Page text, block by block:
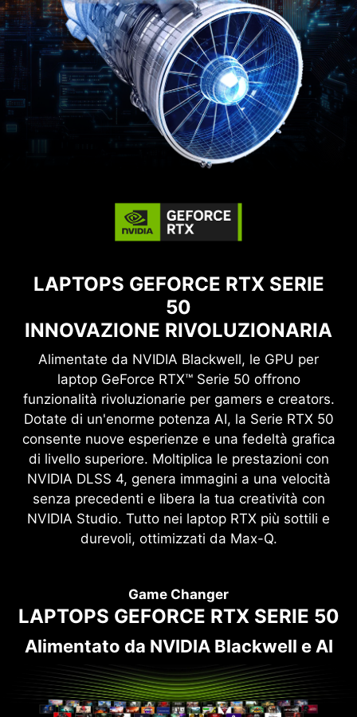
LAPTOPS GEFORCE RTX SERIE
50
INNOVAZIONE RIVOLUZIONARIA
Alimentate da NVIDIA Blackwell, le GPU per
laptop GeForce RTX™ Serie 50 offrono
funzionalità rivoluzionarie per gamers e creators.
Dotate di un'enorme potenza AI, la Serie RTX 50
consente nuove esperienze e una fedeltà grafica
di livello superiore. Moltiplica le prestazioni con
NVIDIA DLSS 4, genera immagini a una velocità
senza precedenti e libera la tua creatività con
NVIDIA Studio. Tutto nei laptop RTX più sottili e
durevoli, ottimizzati da Max-Q.
Game Changer
LAPTOPS GEFORCE RTX SERIE 50
Alimentato da NVIDIA Blackwell e AI